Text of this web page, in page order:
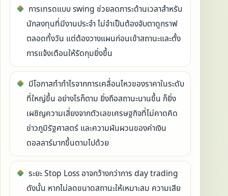
การเทรดแบบ swing ช่วยลดภาระด้านเวลาสำหรับ
นักลงทุนที่มีงานประจำ ไม่จำเป็นต้องจับตาดูกราฟ
ตลอดทั้งวัน แต่ต้องวางแผนก่อนเข้าสถานะและตั้ง
การแจ้งเตือนให้รัดกุมยิ่งขึ้น
มีโอกาสทำกำไรจากการเคลื่อนไหวของราคาในระดับ
ที่ใหญ่ขึ้น อย่างไรก็ตาม ยิ่งถือสถานะนานขึ้น ก็ยิ่ง
เผชิญความเสี่ยงจากตัวเลขเศรษฐกิจที่ไม่คาดคิด
ข่าวภูมิรัฐศาสตร์ และความผันผวนของค่าเงิน
ดอลลาร์มากขึ้นตามไปด้วย
ระยะ Stop Loss อาจกว้างกว่าการ day trading
ดังนั้น หากไม่ลดขนาดสถานะให้เหมาะสม ความเสีย